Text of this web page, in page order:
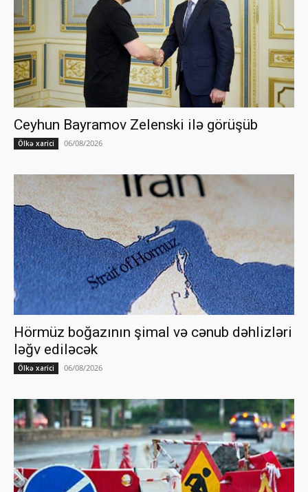
Ceyhun Bayramov Zelenski ilə görüşüb
Ölkə xarici 06/08/2026
Hörmüz boğazının şimal və cənub dəhlizləri
ləğv ediləcək
Ölkə xarici 06/08/2026